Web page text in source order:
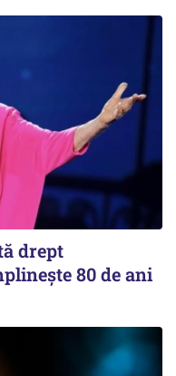
drept
80 de ani